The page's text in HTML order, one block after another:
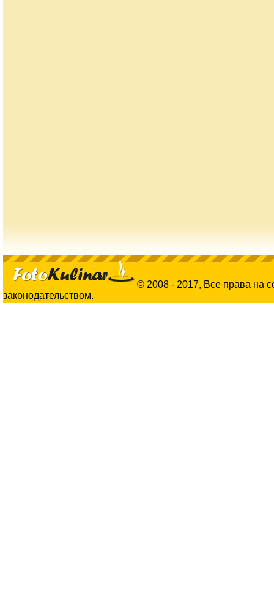
© 2008 - 2017, Все права на
законодательством.